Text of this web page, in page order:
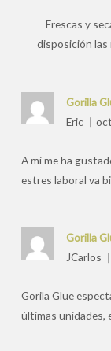
Frescas y
disposición las
Gorilla
Eric
A mi me ha
estres laboral va
Gorilla
JCarlos
Gorila Glue
últimas unidades,